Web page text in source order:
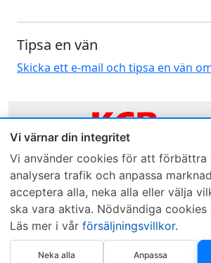
Vi värnar din integritet
Vi använder cookies för att förbättra
analysera trafik och anpassa
acceptera alla, neka alla eller välja
ska vara aktiva. Nödvändiga cookies
Läs mer i vår försäljningsvillkor.
Neka alla Anpassa
Tipsa en vän
Skicka ett e-mail och tipsa en vän
Sveriges mest sålda
Kontakta KCR
Om KCR/Garantier
Teknik / Begagnad box
Telefon